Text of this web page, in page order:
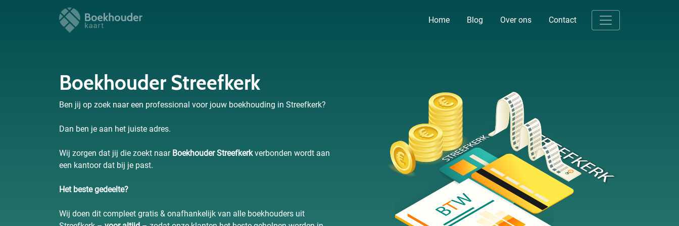
Home Blog Over ons Contact
Boekhouder Streefkerk
Ben jij op zoek naar een professional voor jouw boekhouding in Streefkerk?
Dan ben je aan het juiste adres.
Wij zorgen dat jij die zoekt naar Boekhouder Streefkerkverbonden wordt aan
een kantoor dat bij je past.
Het beste gedeelte?
Wij doen dit compleet gratis & onafhankelijk van alle boekhouders uit